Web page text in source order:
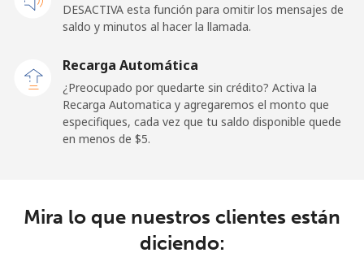
Malaysia
Línea fija ⁦1.5¢⁩
⁦$5⁩
⁦1.5¢⁩
333 min por
-
DESACTIVA esta función para omitir los mensajes de
saldo y minutos al hacer la llamada.
Recarga Automática
¿Preocupado por quedarte sin crédito? Activa la
Recarga Automatica y agregaremos el monto que
especifiques, cada vez que tu saldo disponible quede
en menos de ⁦$5⁩.
Mira lo que nuestros clientes están
diciendo: